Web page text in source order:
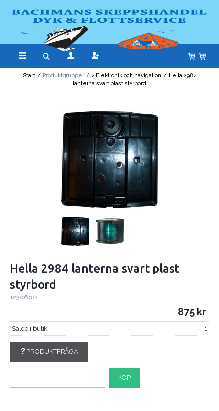
Start / Produktgrupper / > Elektronik och navigation / Hella 2984
lanterna svart plast styrbord
Hella 2984 lanterna svart plast
styrbord
1230600
875
Saldo i butik 1
PRODUKTFRÅGA
KÖP